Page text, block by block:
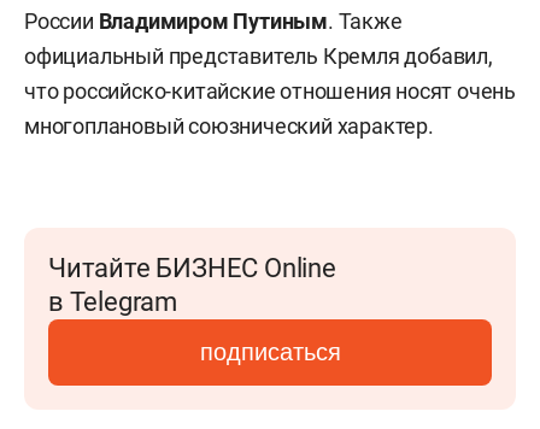
России Владимиром Путиным. Также
официальный представитель Кремля добавил,
что российско-китайские отношения носят очень
многоплановый союзнический характер.
Читайте БИЗНЕС Online
в Telegram
подписаться